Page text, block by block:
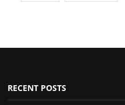
RECENT POSTS